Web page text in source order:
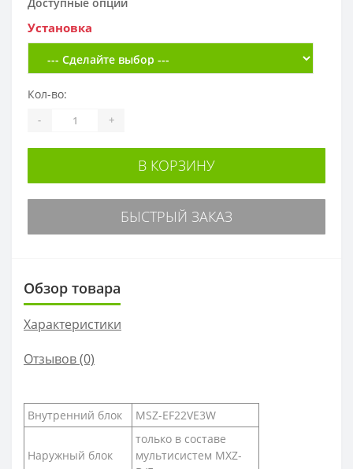
Установка
Кол-во:
- +
В КОРЗИНУ
БЫСТРЫЙ ЗАКАЗ
Обзор товара
Характеристики
Отзывов (0)
Внутренний блок MSZ-EF22VE3W
Наружный блок
только в составе
мультисистем MXZ-